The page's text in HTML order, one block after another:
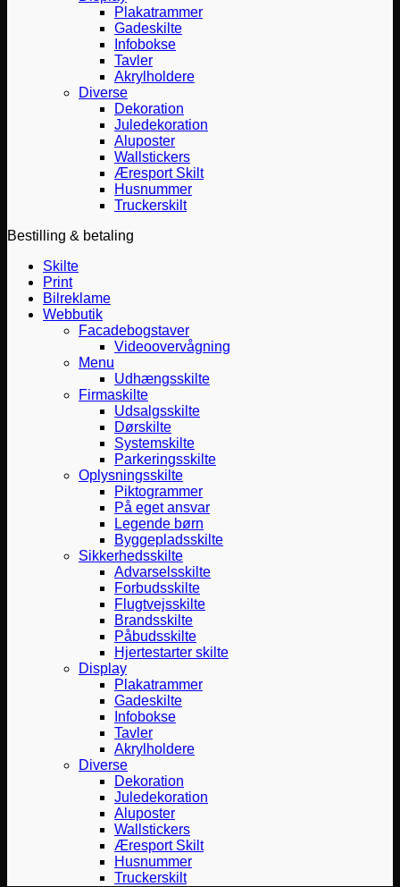
Plakatrammer
Gadeskilte
Infobokse
Tavler
Akrylholdere
Diverse
Dekoration
Juledekoration
Aluposter
Wallstickers
Æresport Skilt
Husnummer
Truckerskilt
Bestilling & betaling
Skilte
Print
Bilreklame
Webbutik
Facadebogstaver
Videoovervågning
Menu
Udhængsskilte
Firmaskilte
Udsalgsskilte
Dørskilte
Systemskilte
Parkeringsskilte
Oplysningsskilte
Piktogrammer
På eget ansvar
Legende børn
Byggepladsskilte
Sikkerhedsskilte
Advarselsskilte
Forbudsskilte
Flugtvejsskilte
Brandsskilte
Påbudsskilte
Hjertestarter skilte
Display
Plakatrammer
Gadeskilte
Infobokse
Tavler
Akrylholdere
Diverse
Dekoration
Juledekoration
Aluposter
Wallstickers
Æresport Skilt
Husnummer
Truckerskilt